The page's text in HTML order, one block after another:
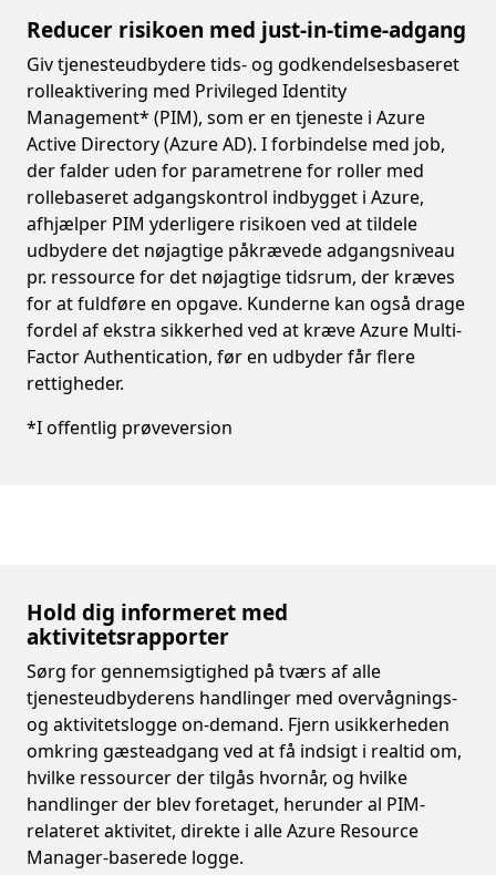
Reducer risikoen med just-in-time-adgang
Giv tjenesteudbydere tids- og godkendelsesbaseret
rolleaktivering med Privileged Identity
Management* (PIM), som er en tjeneste i Azure
Active Directory (Azure AD). I forbindelse med job,
der falder uden for parametrene for roller med
rollebaseret adgangskontrol indbygget i Azure,
afhjælper PIM yderligere risikoen ved at tildele
udbydere det nøjagtige påkrævede adgangsniveau
pr. ressource for det nøjagtige tidsrum, der kræves
for at fuldføre en opgave. Kunderne kan også drage
fordel af ekstra sikkerhed ved at kræve Azure Multi-
Factor Authentication, før en udbyder får flere
rettigheder.
*I offentlig prøveversion
Hold dig informeret med
aktivitetsrapporter
Sørg for gennemsigtighed på tværs af alle
tjenesteudbyderens handlinger med overvågnings-
og aktivitetslogge on-demand. Fjern usikkerheden
omkring gæsteadgang ved at få indsigt i realtid om,
hvilke ressourcer der tilgås hvornår, og hvilke
handlinger der blev foretaget, herunder al PIM-
relateret aktivitet, direkte i alle Azure Resource
Manager-baserede logge.